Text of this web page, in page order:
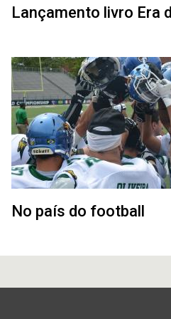
Lançamento livro Era
No país do football